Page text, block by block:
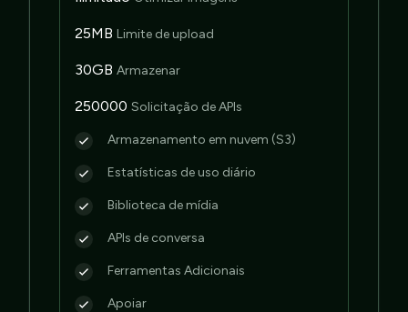
25MB Limite de upload
30GB Armazenar
250000 Solicitação de APIs
Armazenamento em nuvem (S3)
Estatísticas de uso diário
Biblioteca de mídia
APIs de conversa
Ferramentas Adicionais
Apoiar